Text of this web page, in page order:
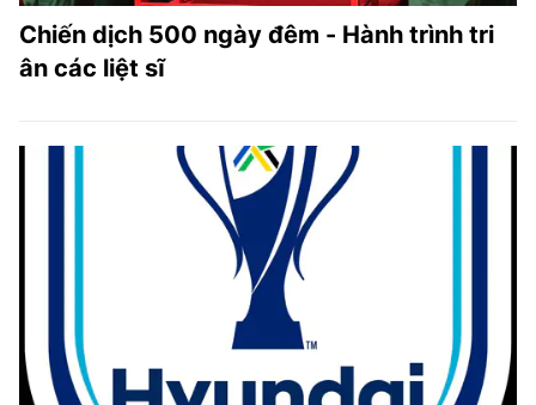
Chiến dịch 500 ngày đêm - Hành trình tri
ân các liệt sĩ